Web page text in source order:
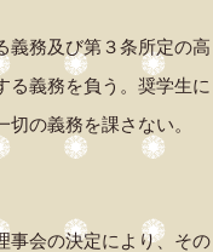
義務及び第３条所定の高
る義務を負う。奨学生に
の義務を課さない。
事会の決定により、その